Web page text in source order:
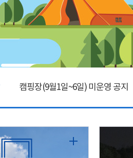
캠핑장(9월1일~6일) 미운영 공지
[6/1]전산시스템 점검 및 안정화